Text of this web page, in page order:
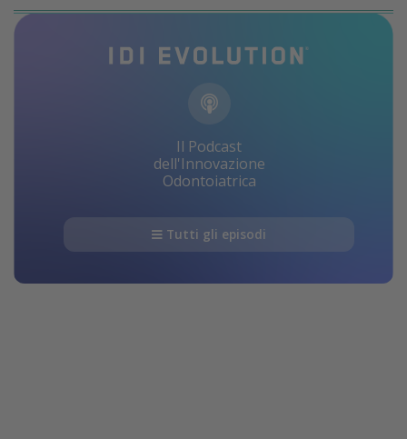
Il Podcast
dell'Innovazione
Odontoiatrica
Tutti gli episodi